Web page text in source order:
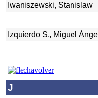
Iwaniszewski, Stanislaw
Izquierdo S., Miguel Ángel
J